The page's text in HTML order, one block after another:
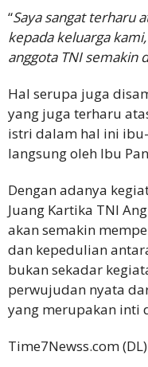
“Saya sangat terharu
kepada keluarga
anggota TNI semakin
Hal serupa juga
yang juga terharu
istri dalam hal ini
langsung oleh Ibu
Dengan adanya
Juang Kartika TNI
akan semakin
dan kepedulian
bukan sekadar
perwujudan nyata
yang merupakan inti
Time7Newss.com (DL)